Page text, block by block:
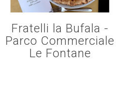
Fratelli la Bufala -
Parco Commerciale
Le Fontane